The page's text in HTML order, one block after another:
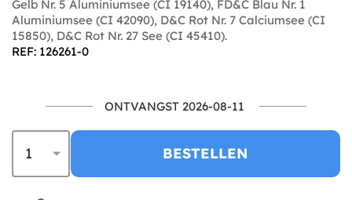
Gelb Nr. 5 Aluminiumsee (CI 19140), FD&C Blau Nr. 1
Aluminiumsee (CI 42090), D&C Rot Nr. 7 Calciumsee (CI
15850), D&C Rot Nr. 27 See (CI 45410).
REF: 126261-0
ONTVANGST 2026-08-11
BESTELLEN